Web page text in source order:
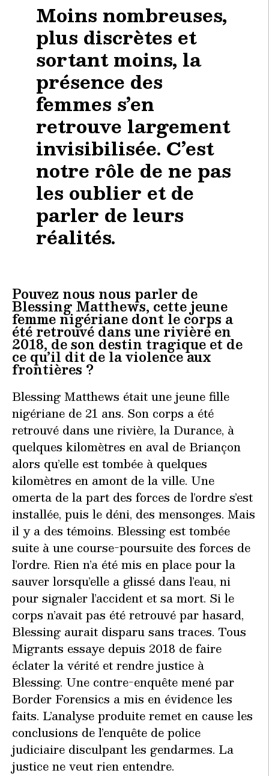
Moins nombreuses,
plus discrètes et
sortant moins, la
présence des
femmes s’en
retrouve largement
invisibilisée. C’est
notre rôle de ne pas
les oublier et de
parler de leurs
réalités.
Pouvez nous nous parler de
Blessing Matthews, cette jeune
femme nigériane dont le corps a
été retrouvé dans une rivière en
2018, de son destin tragique et de
ce qu’il dit de la violence aux
frontières ?
Blessing Matthews était une jeune fille
nigériane de 21 ans. Son corps a été
retrouvé dans une rivière, la Durance, à
quelques kilomètres en aval de Briançon
alors qu’elle est tombée à quelques
kilomètres en amont de la ville. Une
omerta de la part des forces de l’ordre s’est
installée, puis le déni, des mensonges. Mais
il y a des témoins. Blessing est tombée
suite à une course-poursuite des forces de
l’ordre. Rien n’a été mis en place pour la
sauver lorsqu’elle a glissé dans l’eau, ni
pour signaler l’accident et sa mort. Si le
corps n’avait pas été retrouvé par hasard,
Blessing aurait disparu sans traces. Tous
Migrants essaye depuis 2018 de faire
éclater la vérité et rendre justice à
Blessing. Une contre-enquête mené par
Border Forensics a mis en évidence les
faits. L’analyse produite remet en cause les
conclusions de l’enquête de police
judiciaire disculpant les gendarmes. La
justice ne veut rien entendre.